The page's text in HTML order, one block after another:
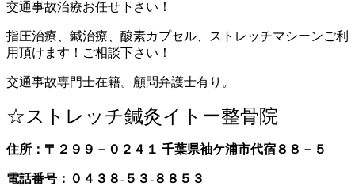
交通事故治療お任せ下さい！
指圧治療、鍼治療、酸素カプセル、ストレッチマシーンご利
用頂けます！ご相談下さい！
交通事故専門士在籍。顧問弁護士有り。
☆ストレッチ鍼灸イトー整骨院
住所：〒２９９－０２４１ 千葉県袖ケ浦市代宿８８－５
電話番号：０４３８-５３-８８５３